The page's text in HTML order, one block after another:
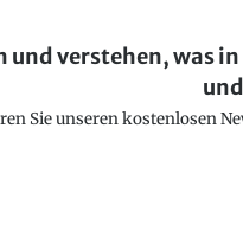
und verstehen, was
Sie unseren kostenlosen